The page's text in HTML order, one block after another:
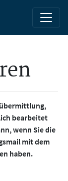
bearbeitet
wenn Sie die
mit dem
haben.